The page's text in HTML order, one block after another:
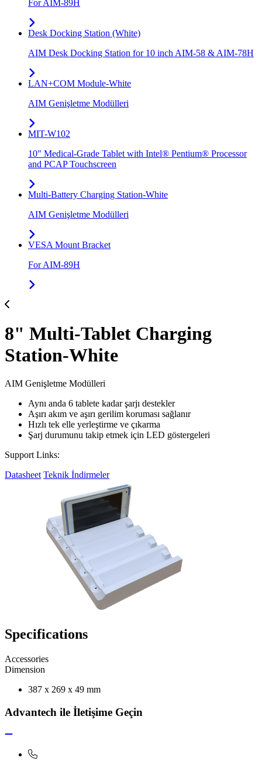
For AIM-89H
Desk Docking Station (White)
AIM Desk Docking Station for 10 inch AIM-58 & AIM-78H
LAN+COM Module-White
AIM Genişletme Modülleri
MIT-W102
10" Medical-Grade Tablet with Intel® Pentium® Processor
and PCAP Touchscreen
Multi-Battery Charging Station-White
AIM Genişletme Modülleri
VESA Mount Bracket
For AIM-89H
8" Multi-Tablet Charging
Station-White
AIM Genişletme Modülleri
Aynı anda 6 tablete kadar şarjı destekler
Aşırı akım ve aşırı gerilim koruması sağlanır
Hızlı tek elle yerleştirme ve çıkarma
Şarj durumunu takip etmek için LED göstergeleri
Support Links:
Datasheet Teknik İndirmeler
Specifications
Accessories
Dimension
387 x 269 x 49 mm
Advantech ile İletişime Geçin